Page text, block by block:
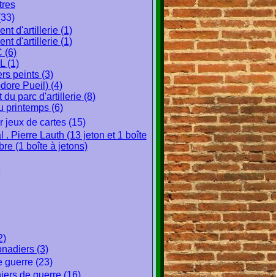
d'artillerie (1)
d'artillerie (1)
(6)
(1)
peints (3)
Pueil) (4)
du parc d'artillerie (8)
printemps (6)
jeux de cartes (15)
. Pierre Lauth (13 jeton et 1 boîte
(1 boîte à jetons)
(3)
guerre (23)